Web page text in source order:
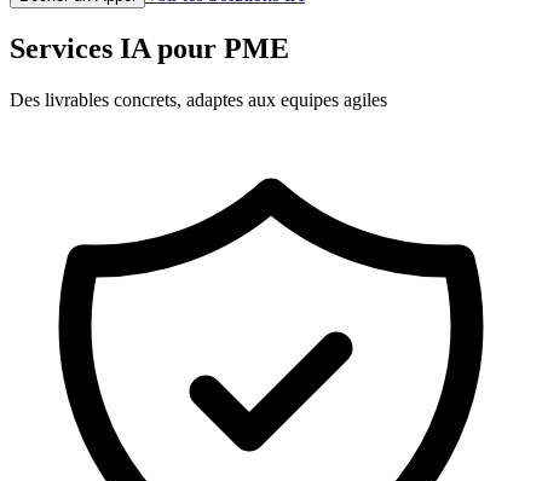
Services IA pour PME
Des livrables concrets, adaptes aux equipes agiles